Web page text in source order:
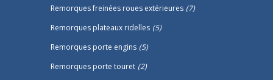
Remorques freinées roues extérieures (7)
Remorques plateaux ridelles (5)
Remorques porte engins (5)
Remorques porte touret (2)